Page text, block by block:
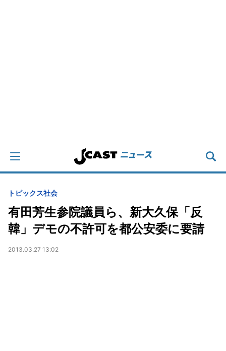
トピックス社会
有田芳生参院議員ら、新大久保「反
韓」デモの不許可を都公安委に要請
2013.03.27 13:02